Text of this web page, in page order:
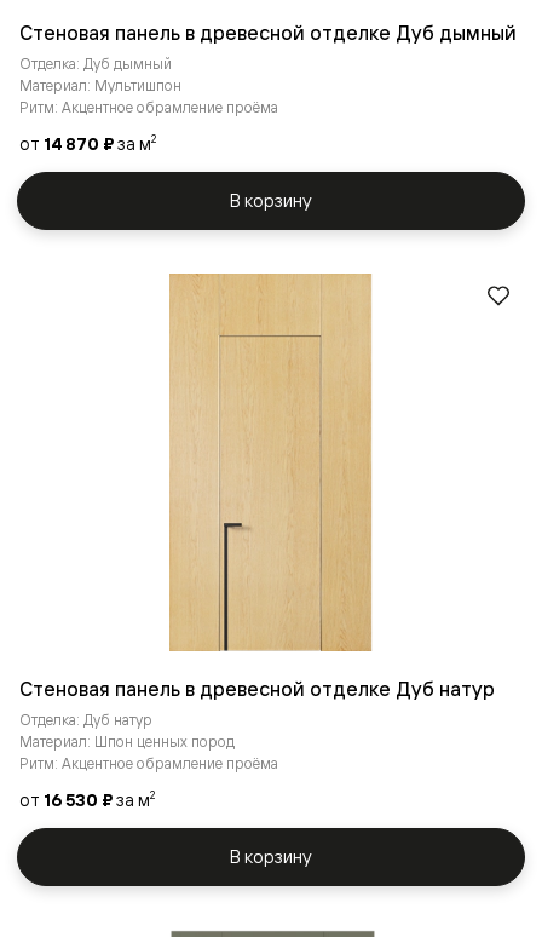
Стеновая панель в древесной отделке Дуб дымный
Отделка: Дуб дымный
Материал: Мультишпон
Ритм: Акцентное обрамление проёма
от 14 870 ₽за м2
В корзину
Стеновая панель в древесной отделке Дуб натур
Отделка: Дуб натур
Материал: Шпон ценных пород
Ритм: Акцентное обрамление проёма
от 16 530 ₽за м2
В корзину